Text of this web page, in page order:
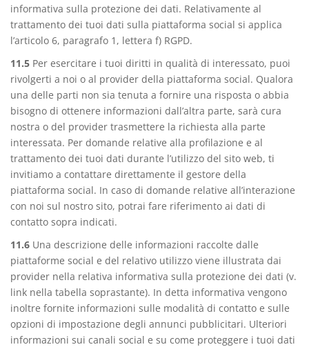
informativa sulla protezione dei dati. Relativamente al
trattamento dei tuoi dati sulla piattaforma social si applica
l’articolo 6, paragrafo 1, lettera f) RGPD.
11.5 Per esercitare i tuoi diritti in qualità di interessato, puoi
rivolgerti a noi o al provider della piattaforma social. Qualora
una delle parti non sia tenuta a fornire una risposta o abbia
bisogno di ottenere informazioni dall’altra parte, sarà cura
nostra o del provider trasmettere la richiesta alla parte
interessata. Per domande relative alla profilazione e al
trattamento dei tuoi dati durante l’utilizzo del sito web, ti
invitiamo a contattare direttamente il gestore della
piattaforma social. In caso di domande relative all’interazione
con noi sul nostro sito, potrai fare riferimento ai dati di
contatto sopra indicati.
11.6 Una descrizione delle informazioni raccolte dalle
piattaforme social e del relativo utilizzo viene illustrata dai
provider nella relativa informativa sulla protezione dei dati (v.
link nella tabella soprastante). In detta informativa vengono
inoltre fornite informazioni sulle modalità di contatto e sulle
opzioni di impostazione degli annunci pubblicitari. Ulteriori
informazioni sui canali social e su come proteggere i tuoi dati